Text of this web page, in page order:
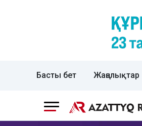
Басты бет Жаңалықтар